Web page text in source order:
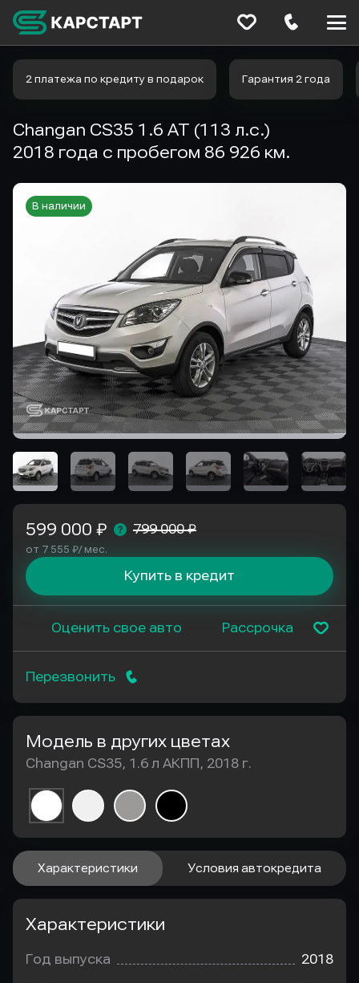
2 платежа по кредиту в подарок Гарантия 2 года
Changan CS35 1.6 AT (113 л.с.)
2018 года с пробегом 86 926 км.
В наличии
599 000 ₽ 799 000 ₽
от 7 555 ₽/ мес.
Купить в кредит
Оценить свое авто Рассрочка
Перезвонить
Модель в других цветах
Changan CS35, 1.6 л АКПП, 2018 г.
Характеристики Условия автокредита
Характеристики
Год выпуска 2018